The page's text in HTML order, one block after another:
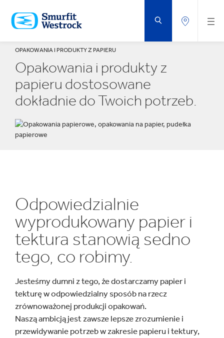
DO
GŁÓWNEJ
ZAWARTOŚCI
OPAKOWANIA I PRODUKTY Z PAPIERU
Opakowania i produkty z
papieru dostosowane
dokładnie do Twoich potrzeb.
Odpowiedzialnie
wyprodukowany papier i
tektura stanowią sedno
tego, co robimy.
Jesteśmy dumni z tego, że dostarczamy papier i
tekturę w odpowiedzialny sposób na rzecz
zrównoważonej produkcji opakowań.
Naszą ambicją jest zawsze lepsze zrozumienie i
przewidywanie potrzeb w zakresie papieru i tektury,